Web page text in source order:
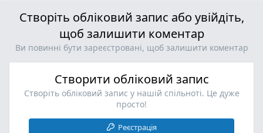
Створіть обліковий запис або увійдіть,
щоб залишити коментар
Ви повинні бути зареєстровані, щоб залишити коментар
Створити обліковий запис
Створіть обліковий запис у нашій спільноті. Це дуже
просто!
Реєстрація